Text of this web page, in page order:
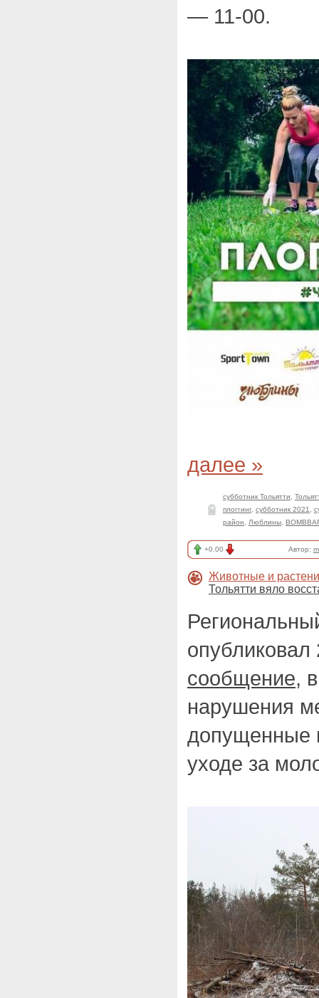
— 11-00.
далее »
субботник Тольятти
плоггинг, субботник 2021
район
Люблины
+0.00 Автор:
Животные и
Тольятти вяло
опубликовал
сообщение,
нарушения
допущенные
уходе за